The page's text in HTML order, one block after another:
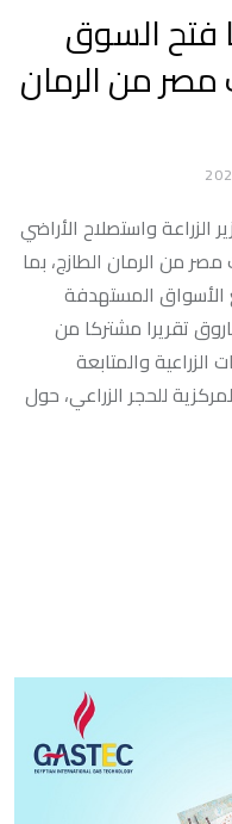
فتح السوق
مصر من الرمان
واستصلاح الأراضي
من الرمان الطازج، بما
الأسواق المستهدفة
تقريرا مشتركا من
والمتابعة
للحجر الزراعي، حول